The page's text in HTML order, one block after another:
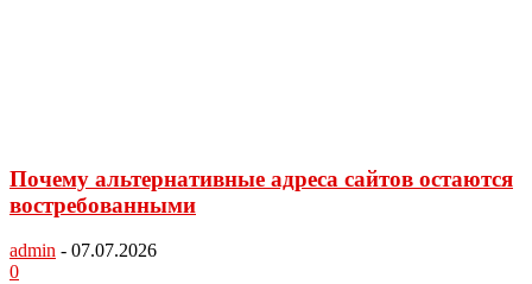
Почему альтернативные адреса сайтов остаются
востребованными
admin - 07.07.2026
0